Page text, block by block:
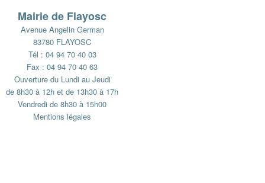
Mairie de Flayosc
Avenue Angelin German
83780 FLAYOSC
Tél : 04 94 70 40 03
Fax : 04 94 70 40 63
Ouverture du Lundi au Jeudi
de 8h30 à 12h et de 13h30 à 17h
Vendredi de 8h30 à 15h00
Mentions légales